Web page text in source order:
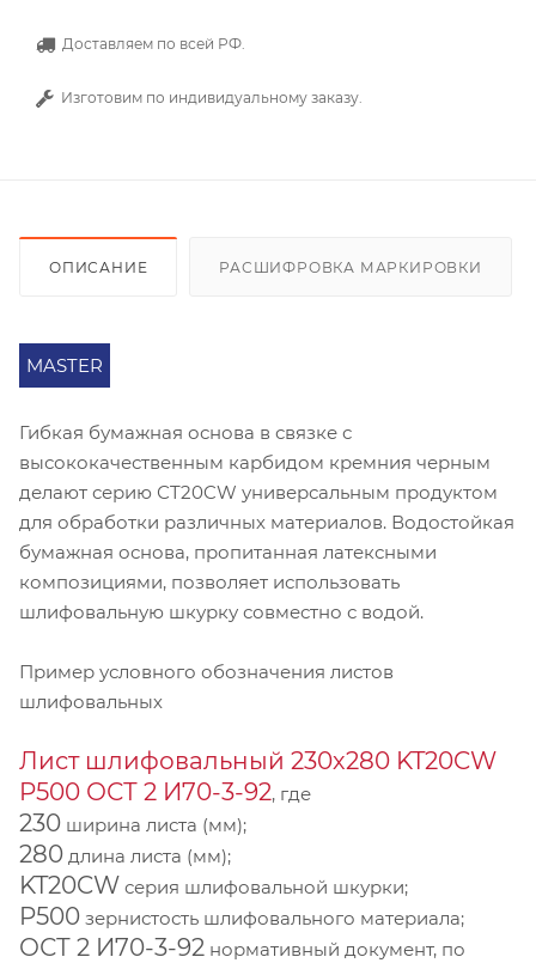
Доставляем по всей РФ.
Изготовим по индивидуальному заказу.
ОПИСАНИЕ РАСШИФРОВКА МАРКИРОВКИ
MASTER
Гибкая бумажная основа в связке с
высококачественным карбидом кремния черным
делают серию СT20CW универсальным продуктом
для обработки различных материалов. Водостойкая
бумажная основа, пропитанная латексными
композициями, позволяет использовать
шлифовальную шкурку совместно с водой.
Пример условного обозначения листов
шлифовальных
Лист шлифовальный 230х280 KT20CW
P500 ОСТ 2 И70-3-92, где
230 ширина листа (мм);
280 длина листа (мм);
KT20CW серия шлифовальной шкурки;
P500 зернистость шлифовального материала;
ОСТ 2 И70-3-92 нормативный документ, по